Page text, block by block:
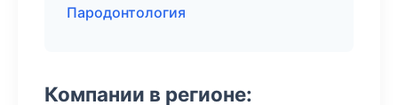
Пародонтология
Компании в регионе: